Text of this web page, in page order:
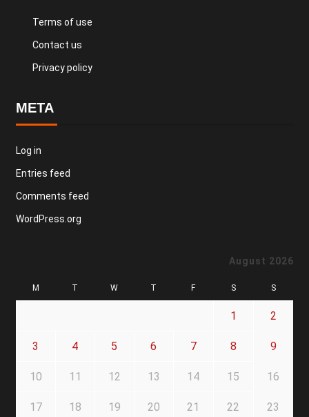
Terms of use
Contact us
Privacy policy
META
Log in
Entries feed
Comments feed
WordPress.org
August 2026
M T W T F S S
1 2
3 4 5 6 7 8 9
10 11 12 13 14 15 16
17 18 19 20 21 22 23